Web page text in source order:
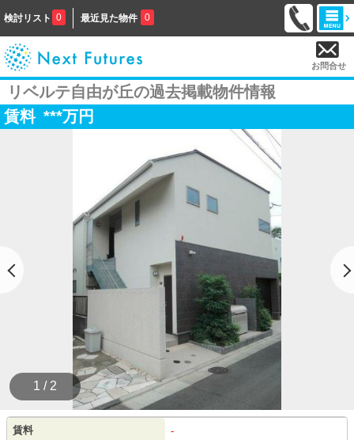
検討リスト 0 最近見た物件 0
お問合せ
リベルテ自由が丘の過去掲載物件情報
賃料 ***万円
1 / 2
賃料 -